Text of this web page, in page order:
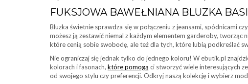
FUKSJOWA BAWEŁNIANA BLUZKA
Bluzka świetnie sprawdza się w połączeniu z jeansami, spódnicami
możesz ją zestawić niemal z każdym elementem garderoby,
które cenią sobie swobodę, ale też dla tych, które lubią podkreślać
Nie ograniczaj się jednak tylko do jednego koloru! W ebutik.pl
kolorach i fasonach, które pomogą ci stworzyć wiele interesujących
od swojego stylu czy preferencji. Odkryj naszą kolekcję i wybierz